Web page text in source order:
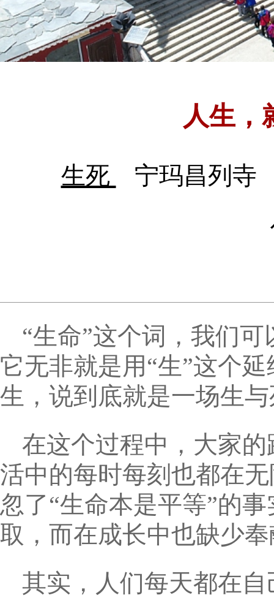
人生，
生死
宁玛昌列寺
“生命”这个词，我们
它无非就是用“生”这个
生，说到底就是一场生
在这个过程中，大家
活中的每时每刻也都在
忽了“生命本是平等”的
取，而在成长中也缺少
其实，人们每天都在